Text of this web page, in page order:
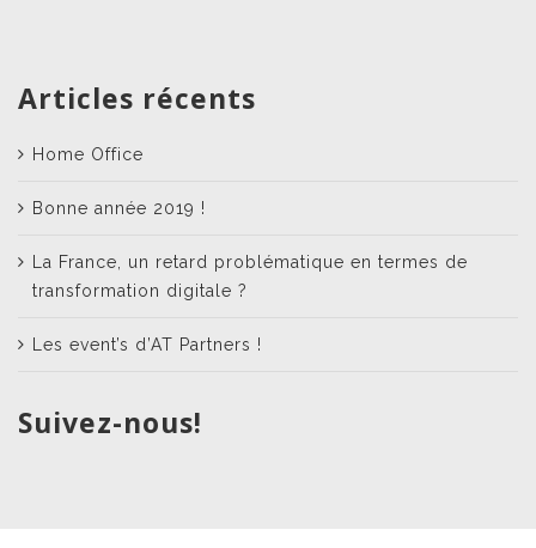
Articles récents
Home Office
Bonne année 2019 !
La France, un retard problématique en termes de
transformation digitale ?
Les event’s d’AT Partners !
Suivez-nous!